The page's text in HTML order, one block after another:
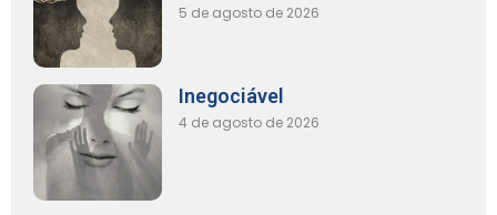
5 de agosto de 2026
Inegociável
4 de agosto de 2026